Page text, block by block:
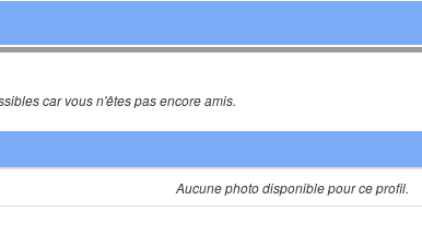
car vous n'êtes pas encore amis.
Aucune photo disponible pour ce profil.